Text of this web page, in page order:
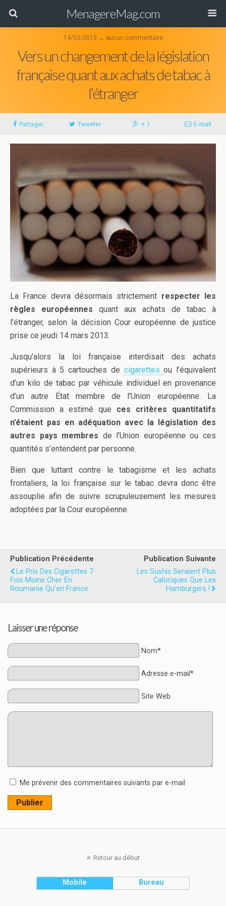
MenagereMag.com
14/03/2013 ↔ aucun commentaire
Vers un changement de la législation
française quant aux achats de tabac à
l’étranger
Partager Tweeter + 1 E-mail
La France devra désormais strictement respecter les
règles européennes quant aux achats de tabac à
l’étranger, selon la décision Cour européenne de justice
prise ce jeudi 14 mars 2013.
Jusqu’alors la loi française interdisait des achats
supérieurs à 5 cartouches de cigarettesou l’équivalent
d’un kilo de tabac par véhicule individuel en provenance
d’un autre État membre de l’Union européenne. La
Commission a estimé que ces critères quantitatifs
n’étaient pas en adéquation avec la législation des
autres pays membres de l’Union européenne ou ces
quantités s’entendent par personne.
Bien que luttant contre le tabagisme et les achats
frontaliers, la loi française sur le tabac devra donc être
assouplie afin de suivre scrupuleusement les mesures
adoptées par la Cour européenne.
Publication Précédente
Le Prix Des Cigarettes 7
Fois Moins Cher En
Roumanie Qu'en France
Publication Suivante
Les Sushis Seraient Plus
Caloriques Que Les
Hamburgers !
Laisser une réponse
Nom*
Adresse e-mail*
Site Web
Me prévenir des commentaires suivants par e-mail
Publier
Retour au début
Mobile Bureau